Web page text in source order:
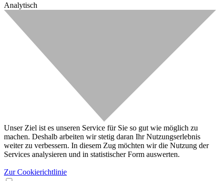
Analytisch
Unser Ziel ist es unseren Service für Sie so gut wie möglich zu
machen. Deshalb arbeiten wir stetig daran Ihr Nutzungserlebnis
weiter zu verbessern. In diesem Zug möchten wir die Nutzung der
Services analysieren und in statistischer Form auswerten.
Zur Cookierichtlinie